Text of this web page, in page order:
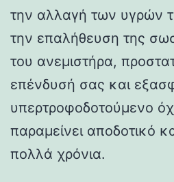
την αλλαγή των υγρών
την επαλήθευση της
του ανεμιστήρα,
επένδυσή σας και
υπερτροφοδοτούμενο
παραμείνει αποδοτικό
πολλά χρόνια.